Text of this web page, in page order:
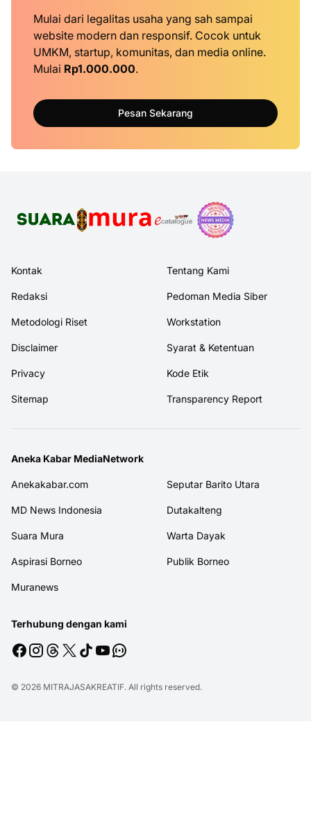
Mulai dari legalitas usaha yang sah sampai
website modern dan responsif. Cocok untuk
UMKM, startup, komunitas, dan media online.
Mulai Rp1.000.000.
Pesan Sekarang
Kontak Tentang Kami
Redaksi Pedoman Media Siber
Metodologi Riset Workstation
Disclaimer Syarat & Ketentuan
Privacy Kode Etik
Sitemap Transparency Report
Aneka Kabar MediaNetwork
Anekakabar.com Seputar Barito Utara
MD News Indonesia Dutakalteng
Suara Mura Warta Dayak
Aspirasi Borneo Publik Borneo
Muranews
Terhubung dengan kami
© 2026 MITRAJASAKREATIF. All rights reserved.